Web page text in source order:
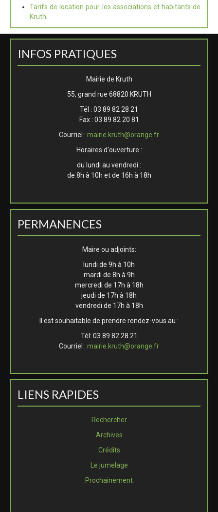
Tarifs de location pour les associations et habitants de
Kruth
INFOS PRATIQUES
Mairie de Kruth
55, grand rue 68820 KRUTH
Tél : 03 89 82 28 21
Fax : 03 89 82 20 81
Courriel : mairie.kruth@orange.fr
Horaires d'ouverture :
du lundi au vendredi :
de 8h à 10h et de 16h à 18h
PERMANENCES
Maire ou adjoints:
lundi de 9h à 10h
mardi de 8h à 9h
mercredi de 17h à 18h
jeudi de 17h à 18h
vendredi de 17h à 18h
Il est souhaitable de prendre rendez-vous au :
Tél: 03 89 82 28 21
Courriel : mairie.kruth@orange.fr
LIENS RAPIDES
Rechercher
Archives
Crédits
Le jumelage
Prochainement